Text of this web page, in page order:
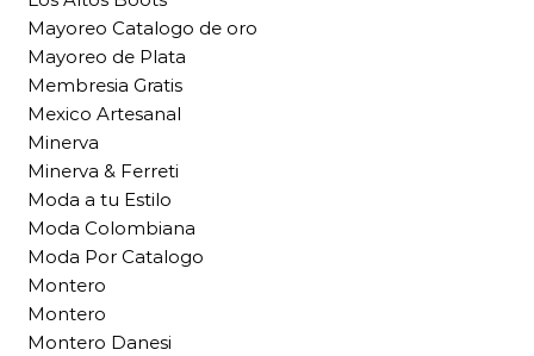
Mayoreo Catalogo de oro
Mayoreo de Plata
Membresia Gratis
Mexico Artesanal
Minerva
Minerva & Ferreti
Moda a tu Estilo
Moda Colombiana
Moda Por Catalogo
Montero
Montero
Montero Danesi